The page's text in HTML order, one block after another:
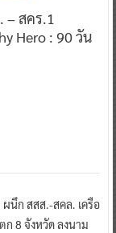
– สคร.1
Hero : 90 วัน
นึก สสส.-สคล. เครือ
ก 8 จังหวัด ลงนาม